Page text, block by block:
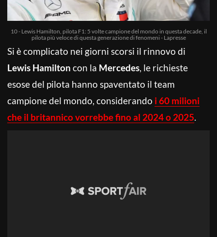
10 - Lewis Hamilton, pilota F1: 5 volte campione del mondo in questa decade, il
pilota più veloce di questa generazione di fenomeni - Lapresse
Si è complicato nei giorni scorsi il rinnovo di
Lewis Hamilton con la Mercedes, le richieste
esose del pilota hanno spaventato il team
campione del mondo, considerando i 60 milioni
che il britannico vorrebbe fino al 2024 o 2025.